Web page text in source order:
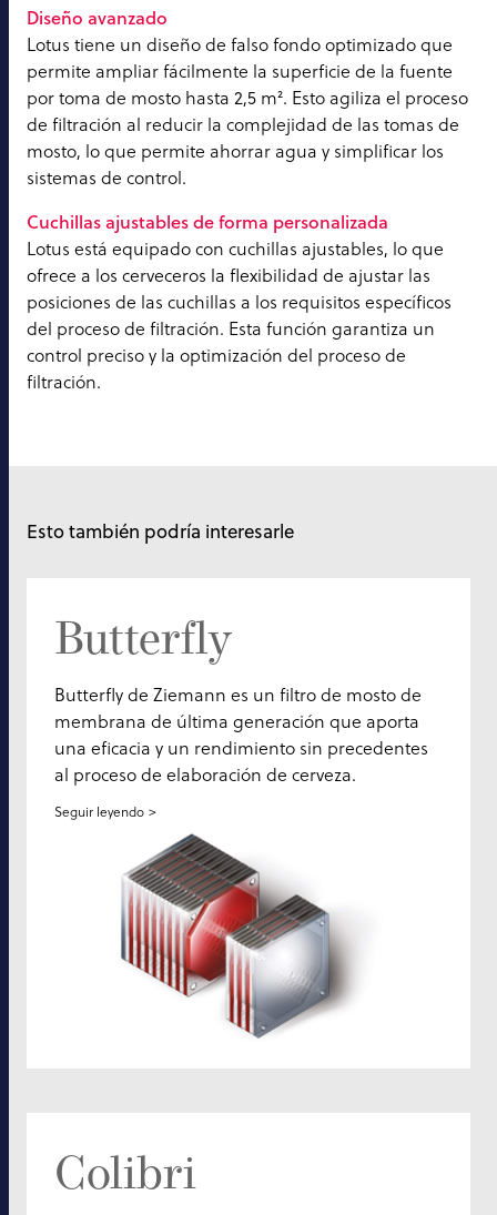
Diseño avanzado
Lotus tiene un diseño de falso fondo optimizado que
permite ampliar fácilmente la superficie de la fuente
por toma de mosto hasta 2,5 m². Esto agiliza el proceso
de filtración al reducir la complejidad de las tomas de
mosto, lo que permite ahorrar agua y simplificar los
sistemas de control.
Cuchillas ajustables de forma personalizada
Lotus está equipado con cuchillas ajustables, lo que
ofrece a los cerveceros la flexibilidad de ajustar las
posiciones de las cuchillas a los requisitos específicos
del proceso de filtración. Esta función garantiza un
control preciso y la optimización del proceso de
filtración.
Esto también podría interesarle
Butterfly
Butterfly de Ziemann es un filtro de mosto de
membrana de última generación que aporta
una eficacia y un rendimiento sin precedentes
al proceso de elaboración de cerveza.
Seguir leyendo
Colibri